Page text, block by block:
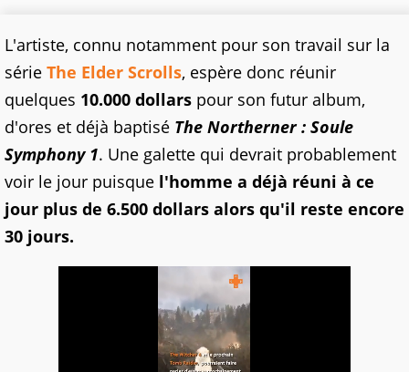
L'artiste, connu notamment pour son travail sur la
série The Elder Scrolls, espère donc réunir
quelques 10.000 dollars pour son futur album,
d'ores et déjà baptisé The Northerner : Soule
Symphony 1. Une galette qui devrait probablement
voir le jour puisque l'homme a déjà réuni à ce
jour plus de 6.500 dollars alors qu'il reste encore
30 jours.